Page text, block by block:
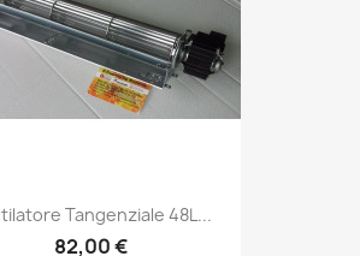
Tangenziale 48L...
82,00 €